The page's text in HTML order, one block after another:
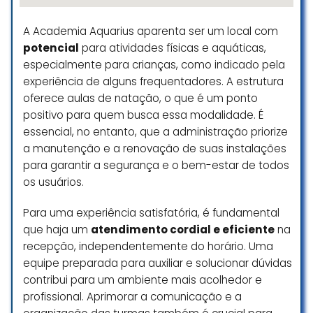
para banho). Além disso, quando
informei a academia que passei
mal após a aula experimental,
nada fizeram. Nado desde a
infância e nunca tive problemas
desse tipo. Considero inaceitáveis
as condições da água da piscina e
o descaso da academia.
Ingrid Motta
☆ 1/5
Estou extremamente satisfeito
com a Hydro! A equipe é unida e os
donos são sempre presentes e
integradores, tornando o ambiente
acolhedor. Os treinões de natação
são excelentes e os professores
também são muito competentes.
A Academia Aquarius aparenta ser um local com
potencial para atividades físicas e aquáticas,
especialmente para crianças, como indicado pela
experiência de alguns frequentadores. A estrutura
oferece aulas de natação, o que é um ponto
positivo para quem busca essa modalidade. É
essencial, no entanto, que a administração priorize
a manutenção e a renovação de suas instalações
para garantir a segurança e o bem-estar de todos
os usuários.
Para uma experiência satisfatória, é fundamental
que haja um atendimento cordial e eficientena
recepção, independentemente do horário. Uma
equipe preparada para auxiliar e solucionar dúvidas
contribui para um ambiente mais acolhedor e
profissional. Aprimorar a comunicação e a